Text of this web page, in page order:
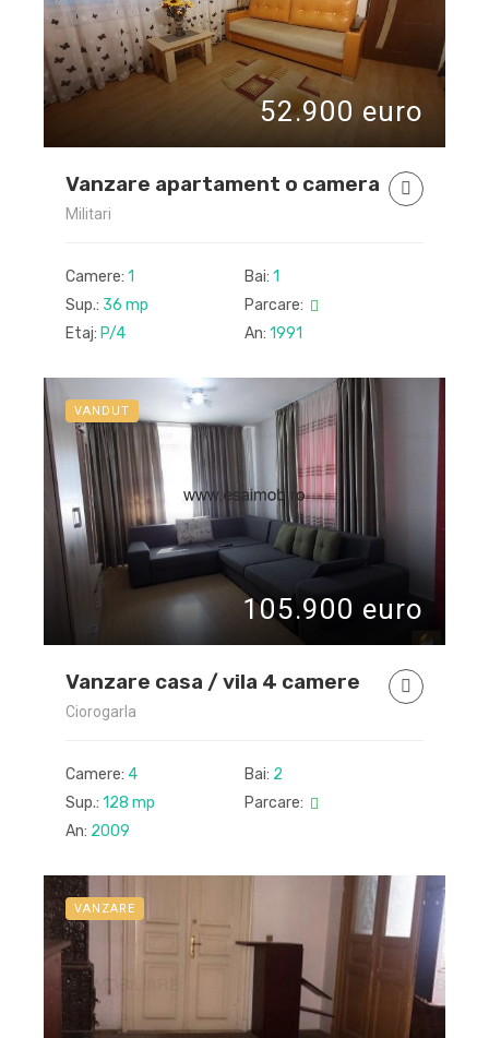
52.900 euro
Vanzare apartament o camera
Militari
Camere: 1 Bai: 1
Sup.: 36 mp
Parcare:
Etaj: P/4 An: 1991
VANDUT
105.900 euro
Vanzare casa / vila 4 camere
Ciorogarla
Camere: 4 Bai: 2
Sup.: 128 mp
Parcare:
An: 2009
VANZARE